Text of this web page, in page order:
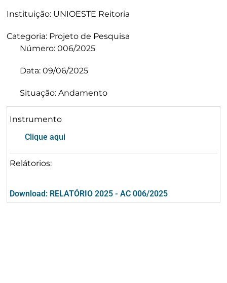
Instituição: UNIOESTE Reitoria
Categoria: Projeto de Pesquisa
Número: 006/2025
Data: 09/06/2025
Situação: Andamento
Instrumento
Clique aqui
Relátorios:
Download: RELATÓRIO 2025 - AC 006/2025